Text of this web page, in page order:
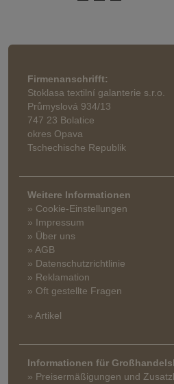
Firmenanschrifft:
Stoklasa textilní galanterie s.r.o.
Průmyslová 934/13
747 23 Bolatice
okres Opava
Tschechische Republik
Weitere Informationen
» Cookie-Einstellungen
» Impressum
» Über uns
» AGB
» Datenschutzrichtlinie
» Reklamation
» Oft gestellte Fragen
» Artikel
Informationen für
» Preisermäßigungen und